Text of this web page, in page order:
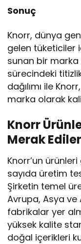
Sonuç
Knorr, dünya
gelen tüketiciler
sunan bir marka
sürecindeki
dağılımı ile
marka olarak
Knorr
Merak
Knorr’un
sayıda üretim
Şirketin temel
Avrupa, Asya ve
fabrikalar yer
yüksek kalite
doğal içerikleri